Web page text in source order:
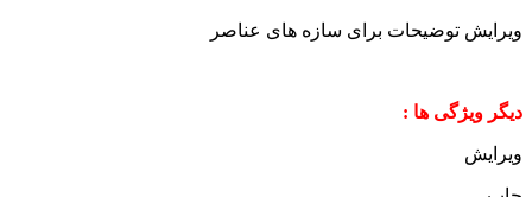
ویرایش توضیحات برای سازه های عناصر
دیگر ویژگی ها :
ویرایش